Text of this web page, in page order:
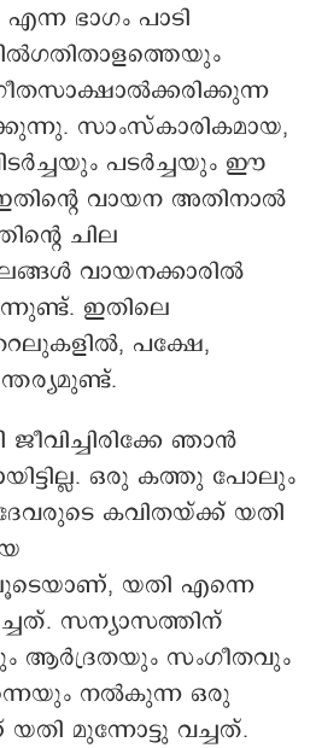
എന്ന ഭാഗം പാടി
സാംസ്‌കാരികമായ,
പടര്‍ച്ചയും ഈ
വായന അതിനാല്‍
ചില
വായനക്കാരില്‍
ഇതിലെ
പക്ഷേ,
ഞാന്‍
ഒരു കത്തു പോലും
കവിതയ്ക്ക് യതി
യതി എന്നെ
സന്യാസത്തിന്
ആര്‍ദ്രതയും സംഗീതവും
നല്‍കുന്ന ഒരു
മുന്നോട്ടു വച്ചത്.